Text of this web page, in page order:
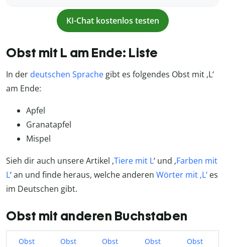
KI-Chat kostenlos testen
Obst mit L am Ende: Liste
In der deutschen Sprache gibt es folgendes Obst mit ‚L‘
am Ende:
Apfel
Granatapfel
Mispel
Sieh dir auch unsere Artikel ‚Tiere mit L‘ und ‚Farben mit
L‘ an und finde heraus, welche anderen Wörter mit ‚L‘ es
im Deutschen gibt.
Obst mit anderen Buchstaben
Obst
Obst
Obst
Obst
Obst